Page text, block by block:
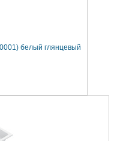
белый глянцевый